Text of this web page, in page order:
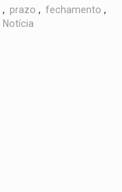
, prazo , fechamento ,
Notícia